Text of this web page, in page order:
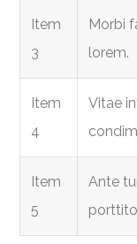
Item
3
Morbi
lorem.
Item
4
Vitae
Item
5
Ante